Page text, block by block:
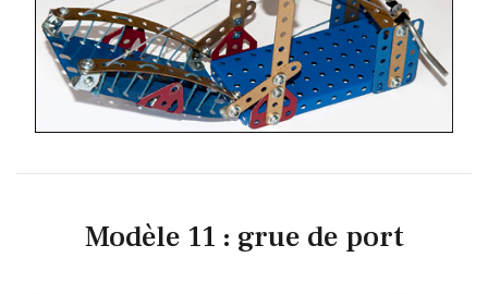
Modèle 11 : grue de port